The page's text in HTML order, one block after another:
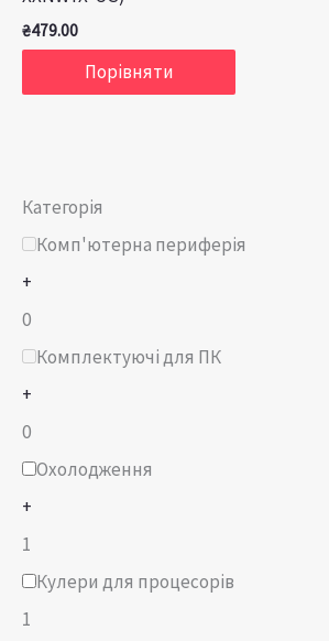
Категорія
Комп'ютерна периферія
+
0
Комплектуючі для ПК
+
0
Охолодження
+
1
Кулери для процесорів
1
₴479.00
Порівняти